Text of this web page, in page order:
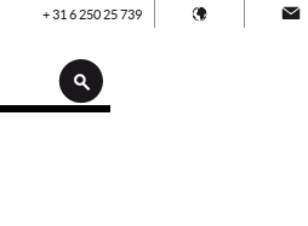
+ 31 6 250 25 739